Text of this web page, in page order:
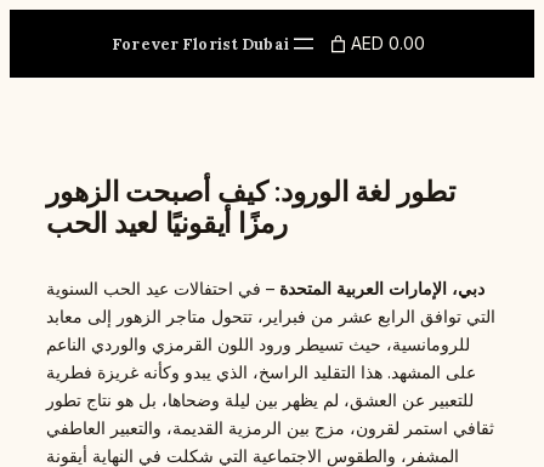
Forever Florist Dubai AED 0.00
تطور لغة الورود: كيف أصبحت الزهور
رمزًا أيقونيًا لعيد الحب
دبي، الإمارات العربية المتحدة – في احتفالات عيد الحب السنوية
التي توافق الرابع عشر من فبراير، تتحول متاجر الزهور إلى معابد
للرومانسية، حيث تسيطر ورود اللون القرمزي والوردي الناعم
على المشهد. هذا التقليد الراسخ، الذي يبدو وكأنه غريزة فطرية
للتعبير عن العشق، لم يظهر بين ليلة وضحاها، بل هو نتاج تطور
ثقافي استمر لقرون، مزج بين الرمزية القديمة، والتعبير العاطفي
المشفر، والطقوس الاجتماعية التي شكلت في النهاية أيقونة